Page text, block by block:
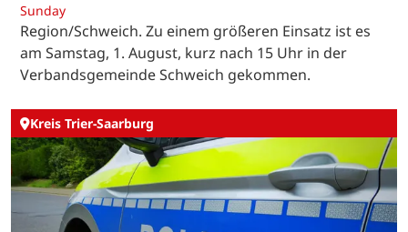
Sunday
Region/Schweich. Zu einem größeren Einsatz ist es
am Samstag, 1. August, kurz nach 15 Uhr in der
Verbandsgemeinde Schweich gekommen.
Kreis Trier-Saarburg